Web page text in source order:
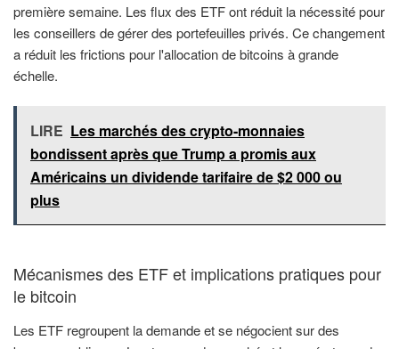
première semaine. Les flux des ETF ont réduit la nécessité pour
les conseillers de gérer des portefeuilles privés. Ce changement
a réduit les frictions pour l'allocation de bitcoins à grande
échelle.
LIRE Les marchés des crypto-monnaies
bondissent après que Trump a promis aux
Américains un dividende tarifaire de $2 000 ou
plus
Mécanismes des ETF et implications pratiques pour
le bitcoin
Les ETF regroupent la demande et se négocient sur des